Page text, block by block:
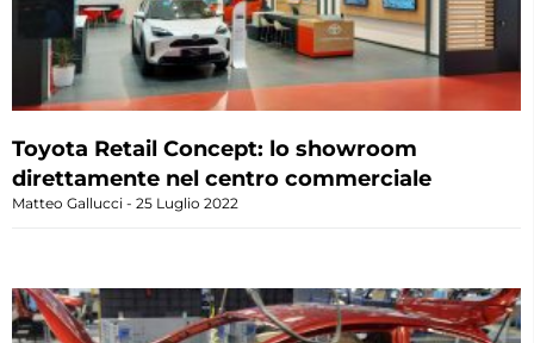
Toyota Retail Concept: lo showroom
direttamente nel centro commerciale
Matteo Gallucci 25 Luglio 2022